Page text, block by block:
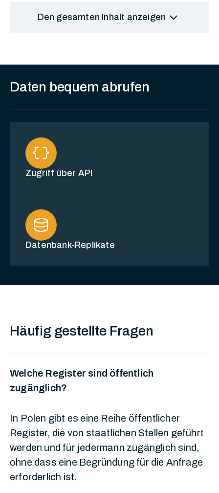
Den gesamten Inhalt anzeigen expand_more
Daten bequem abrufen
data_object
Zugriff über API
database
Datenbank-Replikate
Häufig gestellte Fragen
Welche Register sind öffentlich
zugänglich?
In Polen gibt es eine Reihe öffentlicher
Register, die von staatlichen Stellen geführt
werden und für jedermann zugänglich sind,
ohne dass eine Begründung für die Anfrage
erforderlich ist.